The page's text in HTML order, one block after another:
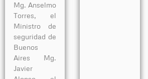
Mg. Anselmo
Torres, el
Ministro de
seguridad de
Buenos
Aires Mg.
Javier